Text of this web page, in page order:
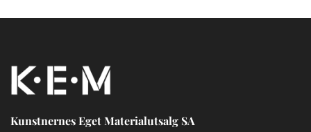
Kunstnernes Eget Materialutsalg SA